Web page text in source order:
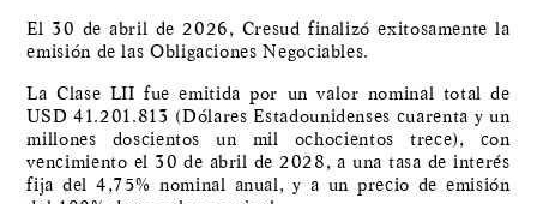
El 30 de abril de 2026, Cresud finalizó exitosamente la
emisión de las Obligaciones Negociables.
La Clase LII fue emitida por un valor nominal total de
USD 41.201.813 (Dólares Estadounidenses cuarenta y un
millones doscientos un mil ochocientos trece), con
vencimiento el 30 de abril de 2028, a una tasa de interés
fija del 4,75% nominal anual, y a un precio de emisión